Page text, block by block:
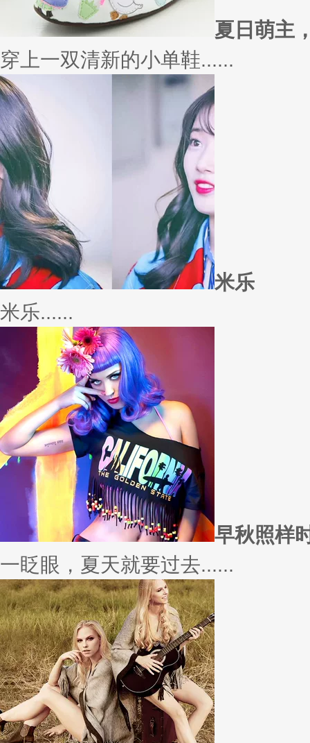
冬季绚烂，少不了羽绒服、毛呢
若......
因为经常迁就他人，所以不断委
实......